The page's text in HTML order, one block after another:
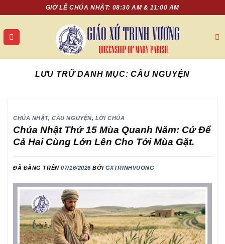
nội
dung
GIỜ LỄ CHÚA NHẬT: 08:30 AM & 11:00 AM
LƯU TRỮ DANH MỤC:CẦU NGUYỆN
CHÚA NHẬT,CẦU NGUYỆN, LỜI CHÚA
Chúa Nhật Thứ 15 Mùa Quanh Năm: Cứ Để
Cả Hai Cùng Lớn Lên Cho Tới Mùa Gặt.
ĐÃ ĐĂNG TRÊN07/16/2026 BỞI GXTRINHVUONG